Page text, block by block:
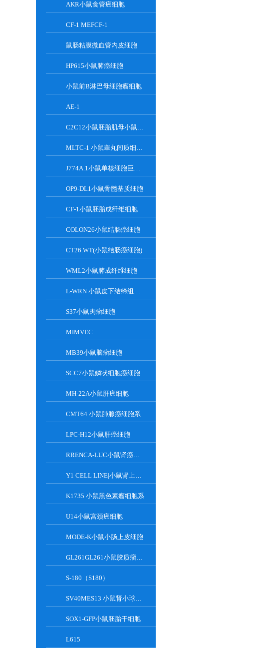
AKR小鼠食管癌细胞
CF-1 MEFCF-1
鼠肠粘膜微血管内皮细胞
HP615小鼠肺癌细胞
小鼠前B淋巴母细胞瘤细胞
AE-1
C2C12小鼠胚胎肌母小鼠胚胎肌母细胞
MLTC-1 小鼠睾丸间质细胞瘤细胞系
J774A.1小鼠单核细胞巨噬细胞
OP9-DL1小鼠骨髓基质细胞
CF-1小鼠胚胎成纤维细胞
COLON26小鼠结肠癌细胞
CT26.WT(小鼠结肠癌细胞)
WML2小鼠肺成纤维细胞
L-WRN 小鼠皮下结缔组织细胞系
S37小鼠肉瘤细胞
MIMVEC
MB39小鼠脑瘤细胞
SCC7小鼠鳞状细胞癌细胞
MH-22A小鼠肝癌细胞
CMT64 小鼠肺腺癌细胞系
LPC-H12小鼠肝癌细胞
RRENCA-LUC小鼠肾癌细胞LUC转染株
Y1 CELL LINE|小鼠肾上腺皮质瘤细胞
K1735 小鼠黑色素瘤细胞系
U14小鼠宫颈癌细胞
MODE-K小鼠小肠上皮细胞
GL261GL261小鼠胶质瘤细胞
S-180（S180）
SV40MES13 小鼠肾小球系膜细胞
SOX1-GFP小鼠胚胎干细胞
L615